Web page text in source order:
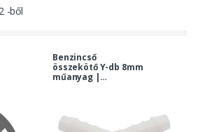
-ből
Benzincső
összekötő Y-db 8mm
műanyag |